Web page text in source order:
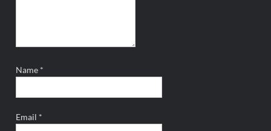
Name *
Email *